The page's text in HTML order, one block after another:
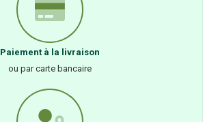
Paiement à la livraison
ou par carte bancaire